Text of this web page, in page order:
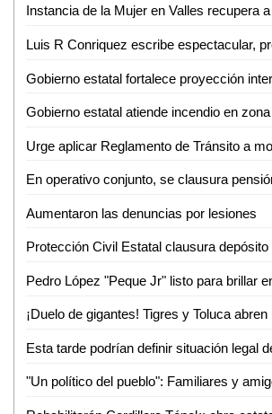
Gobierno estatal atiende incendio en
Urge aplicar Reglamento de Tránsito a
Aumentaron las denuncias por lesiones